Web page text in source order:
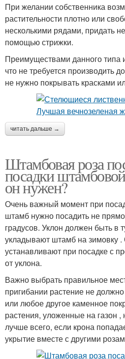
При желании собственника
растительности плотно или
несколькими рядами, придать
помощью стрижки.
Преимуществами данного типа
что не требуется производить
не нужно покрывать красками
читать дальше →
Штамбовая роза
посадки
он нужен?
Очень важный момент при
штамб нужно посадить не
градусов. Уклон должен быть в
укладывают штамб на зимовку
устанавливают при посадке с
от уклона.
Важно выбрать правильное
пригибании растение не
или любое другое каменное
растения, уложенные на газон
лучше всего, если крона
укрытие вместе с другими